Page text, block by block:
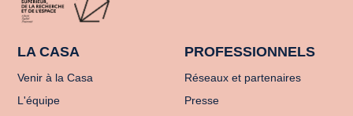
LA CASA
Venir à la Casa
L'équipe
PROFESSIONNELS
Réseaux et partenaires
Presse